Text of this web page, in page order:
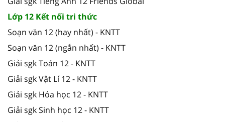
Lớp 12 Kết nối tri thức
Soạn văn 12 (hay nhất) - KNTT
Soạn văn 12 (ngắn nhất) - KNTT
Giải sgk Toán 12 - KNTT
Giải sgk Vật Lí 12 - KNTT
Giải sgk Hóa học 12 - KNTT
Giải sgk Sinh học 12 - KNTT